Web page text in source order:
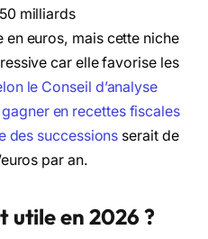
milliards
en euros, mais cette niche
car elle favorise les
le Conseil d’analyse
en recettes fiscales
des successions serait de
par an.
utile en 2026 ?